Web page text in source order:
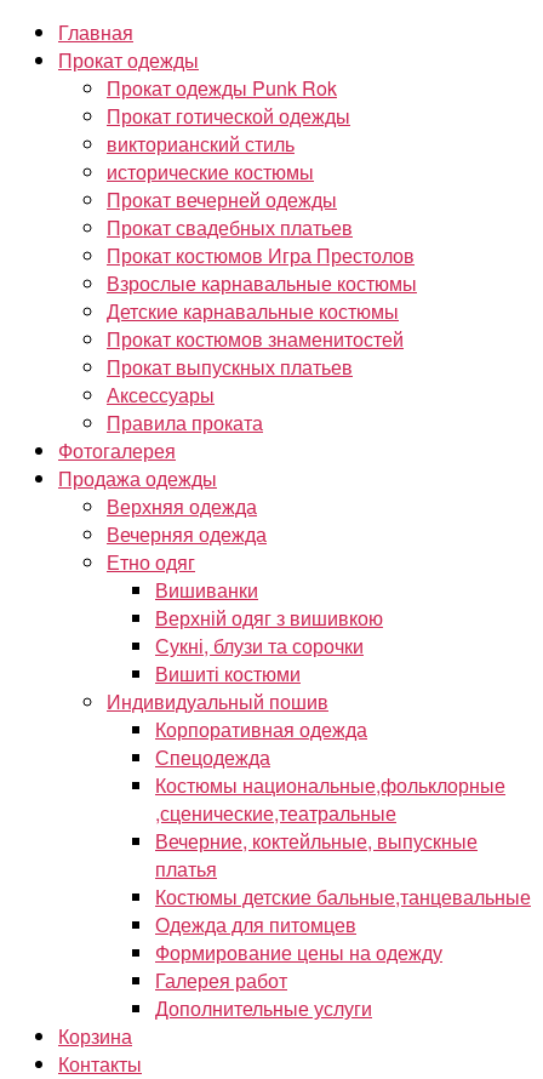
Главная
Прокат одежды
Прокат одежды Punk Rok
Прокат готической одежды
викторианский стиль
исторические костюмы
Прокат вечерней одежды
Прокат свадебных платьев
Прокат костюмов Игра Престолов
Взрослые карнавальные костюмы
Детские карнавальные костюмы
Прокат костюмов знаменитостей
Прокат выпускных платьев
Аксессуары
Правила проката
Фотогалерея
Продажа одежды
Верхняя одежда
Вечерняя одежда
Етно одяг
Вишиванки
Верхній одяг з вишивкою
Сукні, блузи та сорочки
Вишиті костюми
Индивидуальный пошив
Корпоративная одежда
Спецодежда
Костюмы национальные,фольклорные
,сценические,театральные
Вечерние, коктейльные, выпускные
платья
Костюмы детские бальные,танцевальные
Одежда для питомцев
Формирование цены на одежду
Галерея работ
Дополнительные услуги
Корзина
Контакты